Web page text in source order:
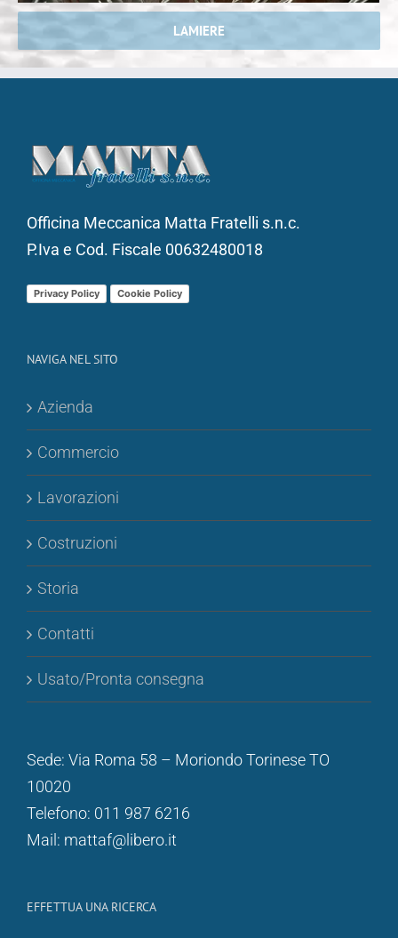
LAMIERE
Officina Meccanica Matta Fratelli s.n.c.
P.Iva e Cod. Fiscale 00632480018
Privacy Policy Cookie Policy
NAVIGA NEL SITO
Azienda
Commercio
Lavorazioni
Costruzioni
Storia
Contatti
Usato/Pronta consegna
Sede: Via Roma 58 – Moriondo Torinese TO
10020
Telefono: 011 987 6216
Mail: mattaf@libero.it
EFFETTUA UNA RICERCA